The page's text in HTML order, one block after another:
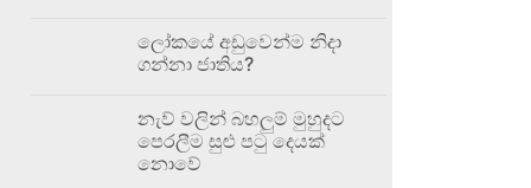
ලෝකයේ අඩුවෙන්ම නිදා
ගන්නා ජාතිය?
නැව් වලින් බහලුම් මුහුදට
පෙරලීම සුළු පටු දෙයක්
නොවේ